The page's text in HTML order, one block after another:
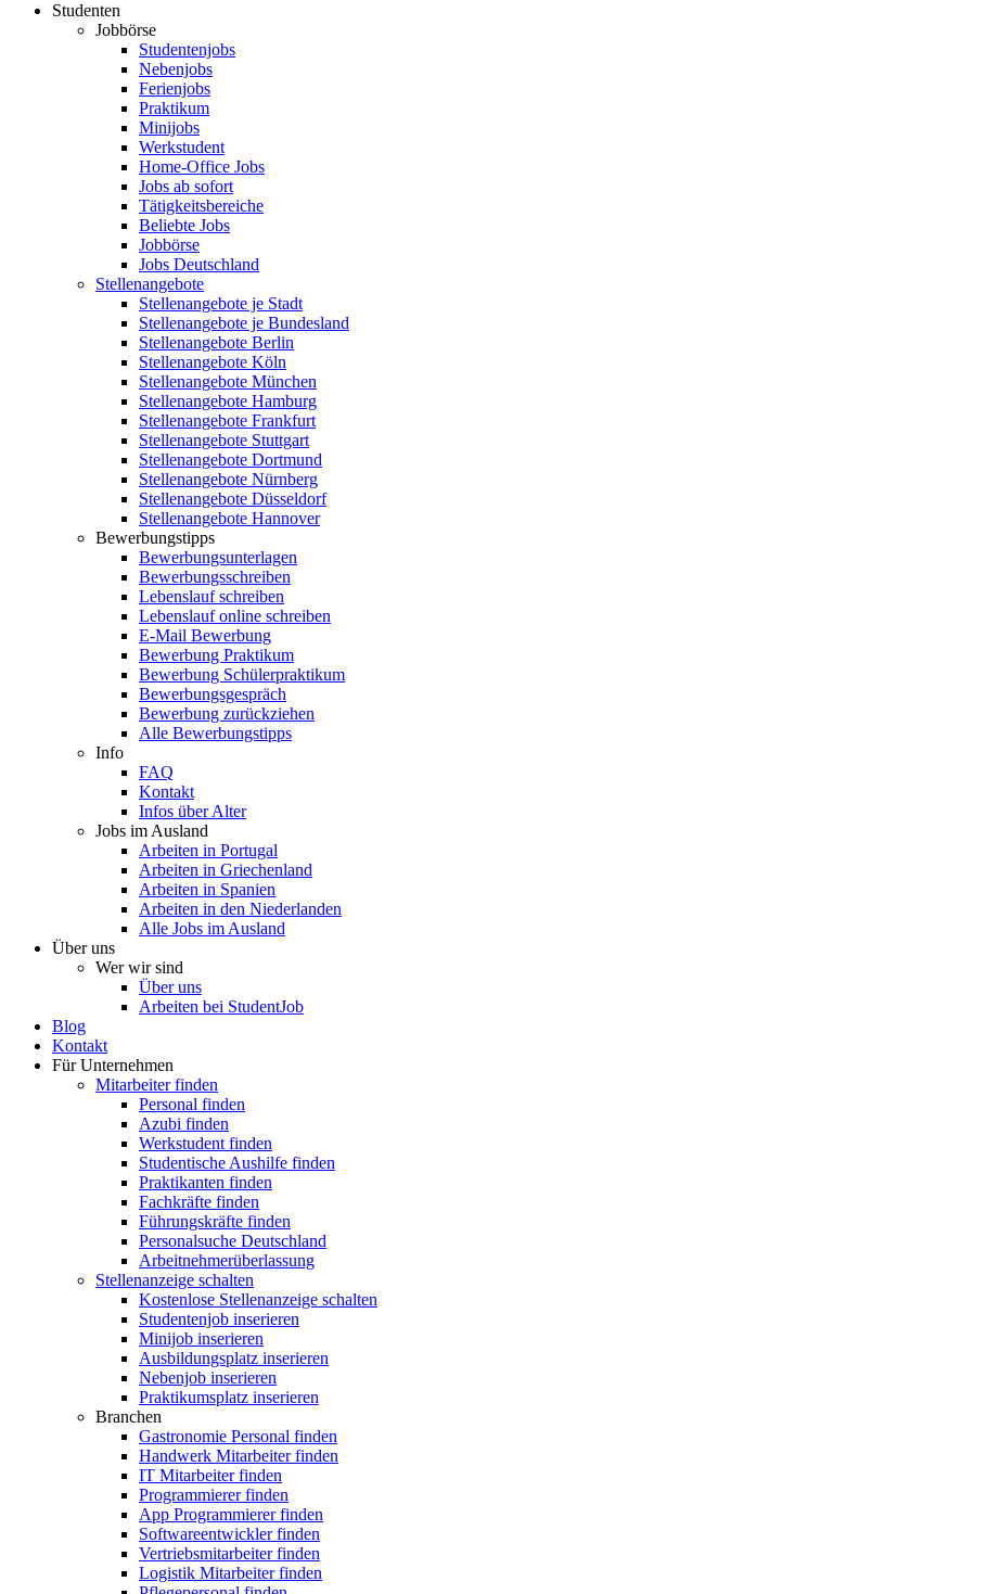
Studenten
Jobbörse
Studentenjobs
Nebenjobs
Ferienjobs
Praktikum
Minijobs
Werkstudent
Home-Office Jobs
Jobs ab sofort
Tätigkeitsbereiche
Beliebte Jobs
Jobbörse
Jobs Deutschland
Stellenangebote
Stellenangebote je Stadt
Stellenangebote je Bundesland
Stellenangebote Berlin
Stellenangebote Köln
Stellenangebote München
Stellenangebote Hamburg
Stellenangebote Frankfurt
Stellenangebote Stuttgart
Stellenangebote Dortmund
Stellenangebote Nürnberg
Stellenangebote Düsseldorf
Stellenangebote Hannover
Bewerbungstipps
Bewerbungsunterlagen
Bewerbungsschreiben
Lebenslauf schreiben
Lebenslauf online schreiben
E-Mail Bewerbung
Bewerbung Praktikum
Bewerbung Schülerpraktikum
Bewerbungsgespräch
Bewerbung zurückziehen
Alle Bewerbungstipps
Info
FAQ
Kontakt
Infos über Alter
Jobs im Ausland
Arbeiten in Portugal
Arbeiten in Griechenland
Arbeiten in Spanien
Arbeiten in den Niederlanden
Alle Jobs im Ausland
Über uns
Wer wir sind
Über uns
Arbeiten bei StudentJob
Blog
Kontakt
Für Unternehmen
Mitarbeiter finden
Personal finden
Azubi finden
Werkstudent finden
Studentische Aushilfe finden
Praktikanten finden
Fachkräfte finden
Führungskräfte finden
Personalsuche Deutschland
Arbeitnehmerüberlassung
Stellenanzeige schalten
Kostenlose Stellenanzeige schalten
Studentenjob inserieren
Minijob inserieren
Ausbildungsplatz inserieren
Nebenjob inserieren
Praktikumsplatz inserieren
Branchen
Gastronomie Personal finden
Handwerk Mitarbeiter finden
IT Mitarbeiter finden
Programmierer finden
App Programmierer finden
Softwareentwickler finden
Vertriebsmitarbeiter finden
Logistik Mitarbeiter finden